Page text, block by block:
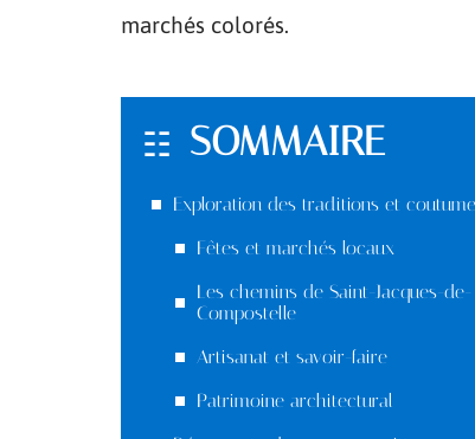
marchés colorés.
SOMMAIRE
Exploration des traditions et
Fêtes et marchés locaux
Les chemins de Saint-Jacques-de-
Compostelle
Artisanat et savoir-faire
Patrimoine architectural